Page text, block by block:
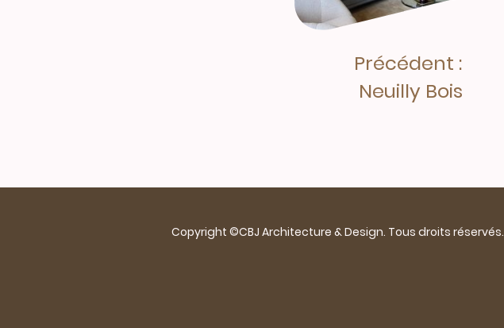
Précédent :
Neuilly Bois
Copyright ©CBJ Architecture & Design. Tous droits réservés.